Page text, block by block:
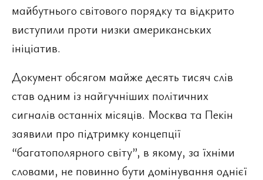
майбутнього світового порядку та відкрито
виступили проти низки американських
ініціатив.
Документ обсягом майже десять тисяч слів
став одним із найгучніших політичних
сигналів останніх місяців. Москва та Пекін
заявили про підтримку концепції
“багатополярного світу”, в якому, за їхніми
словами, не повинно бути домінування однієї